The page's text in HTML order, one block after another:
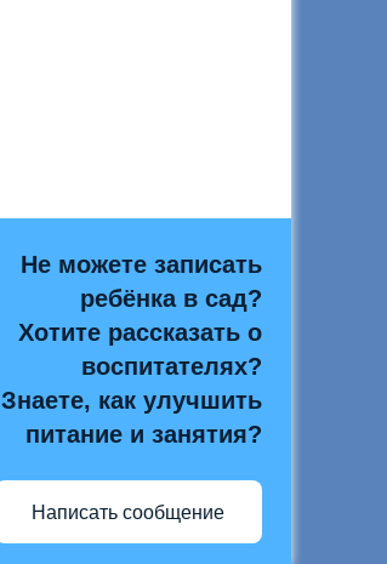
Не можете записать
ребёнка в сад?
Хотите рассказать о
воспитателях?
Знаете, как улучшить
питание и занятия?
Написать сообщение